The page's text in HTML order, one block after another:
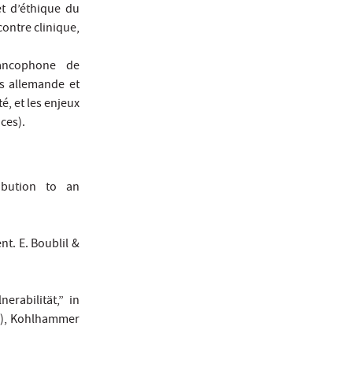
d’éthique du
clinique,
de
allemande et
et les enjeux
to an
E. Boublil &
in
Kohlhammer